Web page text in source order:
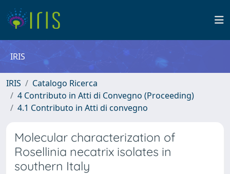
IRIS
IRIS
Catalogo Ricerca
4 Contributo in Atti di Convegno (Proceeding)
4.1 Contributo in Atti di convegno
Molecular characterization of
Rosellinia necatrix isolates in
southern Italy